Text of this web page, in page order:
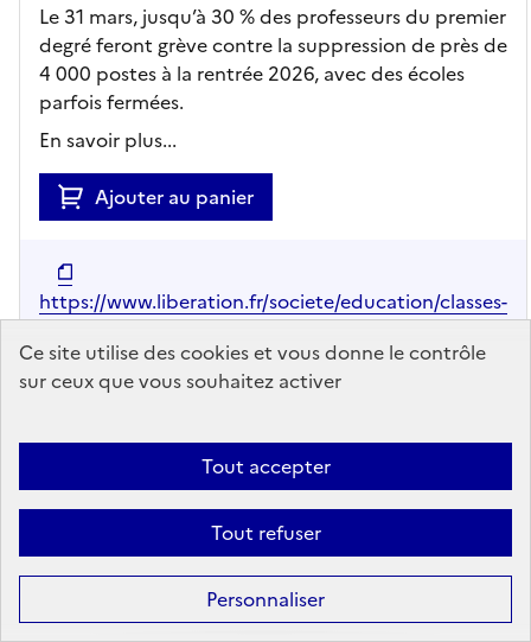
Ce site utilise des cookies et vous donne le contrôle
sur ceux que vous souhaitez activer
Tout accepter
Tout refuser
Personnaliser
Le 31 mars, jusqu’à 30 % des professeurs du premier
degré feront grève contre la suppression de près de
4 000 postes à la rentrée 2026, avec des écoles
parfois fermées.
En savoir plus...
Ajouter au panier
https://www.liberation.fr/societe/education/classes-
pleines-postes-en-moins-les-enseignants-se-
mobilisent-mardi-en-france-
20260330_UTTKEYXP3BFL7I7KVMN5A5TDRU/